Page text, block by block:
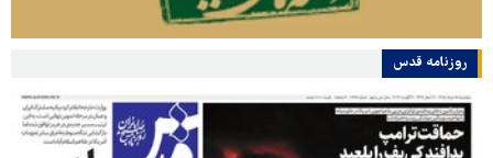
روزنامه قدس